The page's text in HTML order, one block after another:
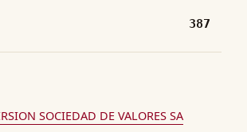
387
SOCIEDAD DE VALORES SA